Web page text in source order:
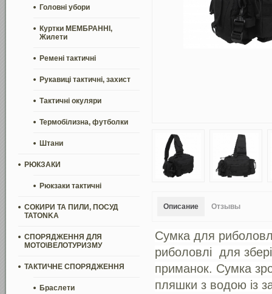
Головні убори
Куртки МЕМБРАННІ,
Жилети
Ремені тактичні
Рукавиці тактичні, захист
Тактичні окуляри
Термобілизна, футболки
Штани
РЮКЗАКИ
Рюкзаки тактичні
СОКИРИ ТА ПИЛИ, ПОСУД
TATONKA
СПОРЯДЖЕННЯ ДЛЯ
МОТО\ВЕЛОТУРИЗМУ
ТАКТИЧНЕ СПОРЯДЖЕННЯ
Браслети
Описание Отзывы
Сумка для
риболовлі для
приманок. Сумка
пляшки з водою із